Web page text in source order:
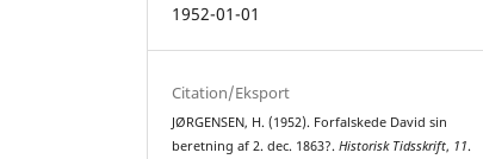
1952-01-01
Citation/Eksport
JØRGENSEN, H. (1952). Forfalskede David sin
beretning af 2. dec. 1863?.Historisk Tidsskrift, 11.